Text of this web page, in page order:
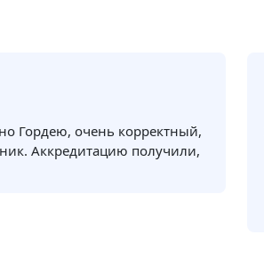
Гордею, очень корректный,
Аккредитацию получили,